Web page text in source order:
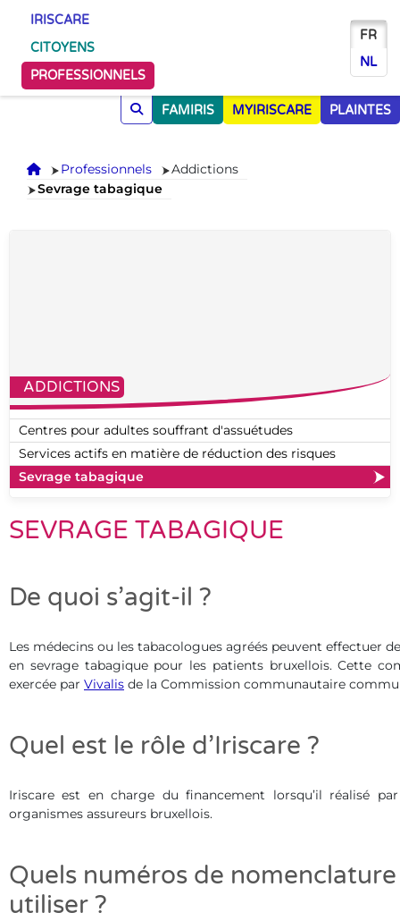
IRISCARE
CITOYENS
PROFESSIONNELS
FR
NL
FAMIRIS MYIRISCARE PLAINTES
AccueilProfessionnels
Addictions
Sevrage tabagique
ADDICTIONS
Centres pour adultes souffrant d'assuétudes
Services actifs en matière de réduction des risques
Sevrage tabagique
SEVRAGE TABAGIQUE
De quoi s’agit-il ?
Les médecins ou les tabacologues agréés peuvent effectuer
en sevrage tabagique pour les patients bruxellois. Cette
exercée par Vivalis de la Commission communautaire
Quel est le rôle d’Iriscare ?
Iriscare est en charge du financement lorsqu’il réalisé
organismes assureurs bruxellois.
Quels numéros de nomenclature
utiliser ?